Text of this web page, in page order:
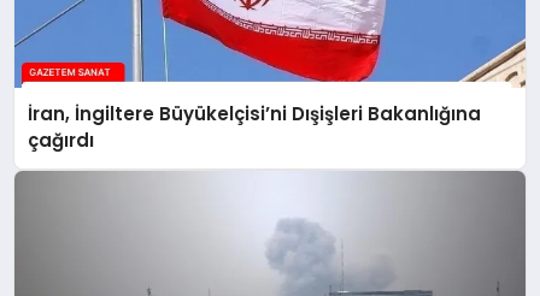
İran, İngiltere Büyükelçisi’ni Dışişleri Bakanlığına
çağırdı